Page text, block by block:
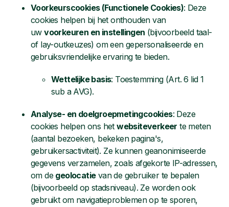
Voorkeurscookies (Functionele Cookies): Deze
cookies helpen bij het onthouden van
uwvoorkeuren en instellingen (bijvoorbeeld taal-
of lay-outkeuzes) om een gepersonaliseerde en
gebruiksvriendelijke ervaring te bieden.
Wettelijke basis: Toestemming (Art. 6 lid 1
sub a AVG).
Analyse- en doelgroepmetingcookies: Deze
cookies helpen ons hetwebsiteverkeer te meten
(aantal bezoeken, bekeken pagina's,
gebruikersactiviteit). Ze kunnen geanonimiseerde
gegevens verzamelen, zoals afgekorte IP-adressen,
om de geolocatievan de gebruiker te bepalen
(bijvoorbeeld op stadsniveau). Ze worden ook
gebruikt om navigatieproblemen op te sporen,